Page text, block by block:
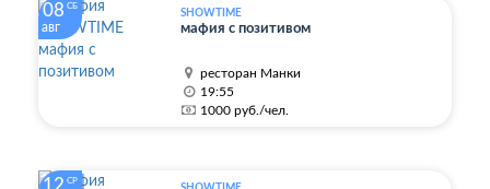
08 СБ
авг
SHOWTIME
мафия с позитивом
ресторан Манки
19:55
1000 руб./чел.
12 СР